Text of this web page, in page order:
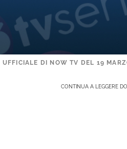
UFFICIALE DI NOW TV DEL 19
CONTINUA A LEGGERE